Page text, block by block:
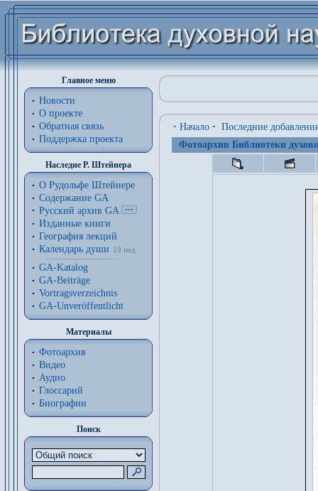
Главное меню
Новости
О проекте
Обратная связь
Поддержка проекта
Наследие Р. Штейнера
О Рудольфе Штейнере
Содержание GA
Русский архив GA
Изданные книги
География лекций
Календарь души
19 нед.
GA-Katalog
GA-Beiträge
Vortragsverzeichnis
GA-Unveröffentlicht
Материалы
Фотоархив
Видео
Аудио
Глоссарий
Биографии
Поиск
· Начало · Последние
Фотоархив Библиотеки